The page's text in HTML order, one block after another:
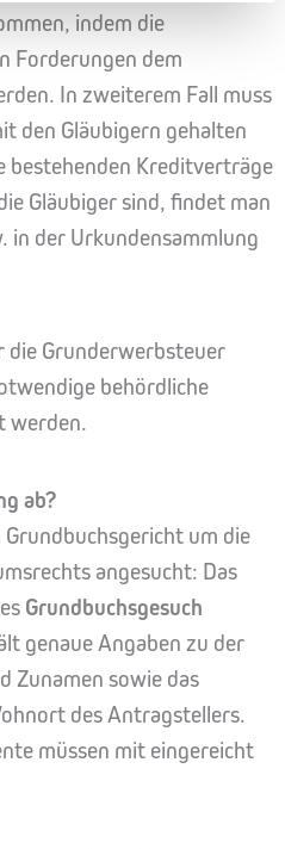
indem die
Forderungen dem
In zweiterem Fall muss
den Gläubigern gehalten
bestehenden Kreditverträge
Gläubiger sind, findet man
in der Urkundensammlung
die Grunderwerbsteuer
behördliche
werden.
ab?
um die
angesucht: Das
Grundbuchsgesuch
genaue Angaben zu der
Zunamen sowie das
des Antragstellers.
müssen mit eingereicht